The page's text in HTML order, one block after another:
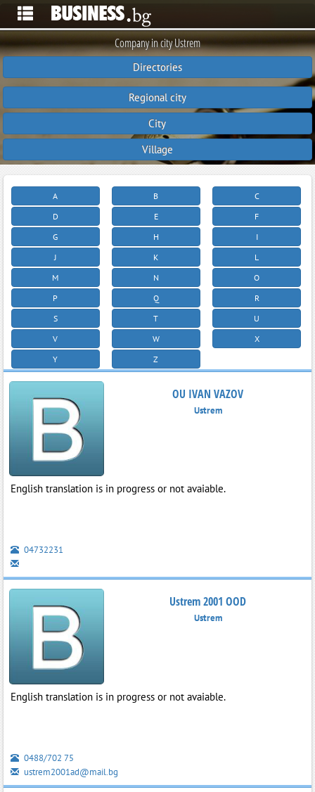
Company in city Ustrem
Directories
Regional city
City
Village
A B
C
D
E
F
G
H
I
J
K
L
M
N
O
P
Q
R
S
T
U
V
W
X
Y
Z
OU IVAN VAZOV
Ustrem
English translation is in progress or not avaiable.
04732231
Ustrem 2001 OOD
Ustrem
English translation is in progress or not avaiable.
0488/702 75
ustrem2001ad@mail.bg